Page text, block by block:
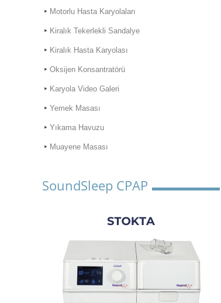
Motorlu Hasta Karyolaları
Kiralık Tekerlekli Sandalye
Kiralık Hasta Karyolası
Oksijen Konsantratörü
Karyola Video Galeri
Yemek Masası
Yıkama Havuzu
Muayene Masası
SoundSleep CPAP